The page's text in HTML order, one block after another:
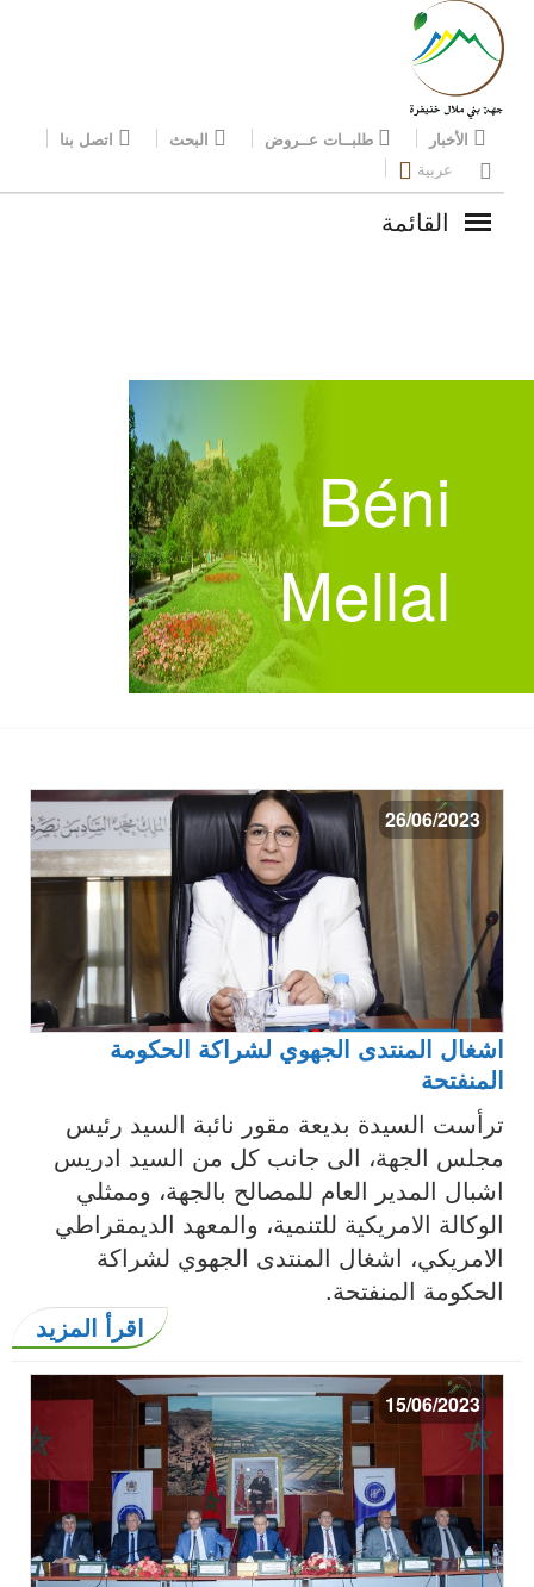
الأخبار طلبــات عــروض البحث
اتصل بنا
عربية
القائمة
Béni
Mellal
26/06/2023
اشغال المنتدى الجهوي لشراكة الحكومة
المنفتحة
ترأست السيدة بديعة مقور نائبة السيد رئيس
مجلس الجهة، الى جانب كل من السيد ادريس
اشبال المدير العام للمصالح بالجهة، وممثلي
الوكالة الامريكية للتنمية، والمعهد الديمقراطي
الامريكي، اشغال المنتدى الجهوي لشراكة
الحكومة المنفتحة.
اقرأ المزيد
15/06/2023